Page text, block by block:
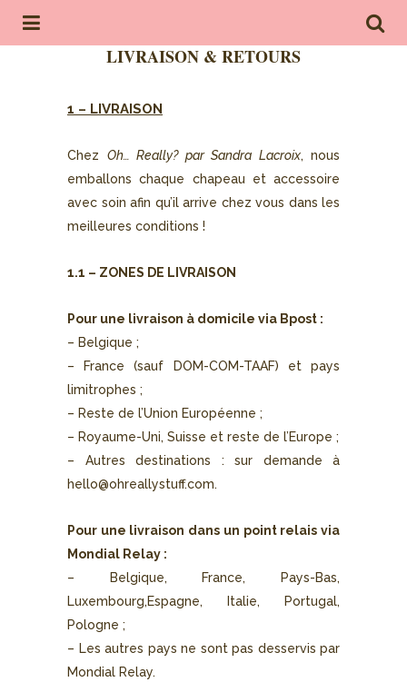
LIVRAISON & RETOURS
1 – LIVRAISON
Chez Oh… Really? par Sandra Lacroix, nous
emballons chaque chapeau et accessoire
avec soin afin qu’il arrive chez vous dans les
meilleures conditions !
1.1 – ZONES DE LIVRAISON
Pour une livraison à domicile via Bpost :
– Belgique ;
– France (sauf DOM-COM-TAAF) et pays
limitrophes ;
– Reste de l’Union Européenne ;
– Royaume-Uni, Suisse et reste de l’Europe ;
– Autres destinations : sur demande à
hello@ohreallystuff.com.
Pour une livraison dans un point relais via
Mondial Relay :
– Belgique, France, Pays-Bas,
Luxembourg,Espagne, Italie, Portugal,
Pologne ;
– Les autres pays ne sont pas desservis par
Mondial Relay.